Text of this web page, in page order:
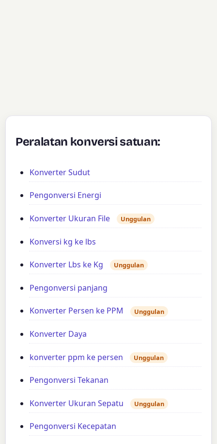
Peralatan konversi satuan:
Konverter Sudut
Pengonversi Energi
Konverter Ukuran File Unggulan
Konversi kg ke lbs
Konverter Lbs ke Kg Unggulan
Pengonversi panjang
Konverter Persen ke PPM Unggulan
Konverter Daya
konverter ppm ke persen Unggulan
Pengonversi Tekanan
Konverter Ukuran Sepatu Unggulan
Pengonversi Kecepatan